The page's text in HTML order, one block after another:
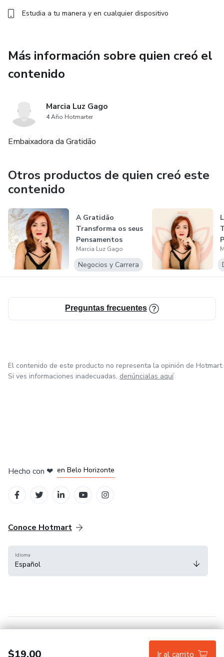
Estudia a tu manera y en cualquier dispositivo
Más información sobre quien creó el
contenido
Marcia Luz Gago
4 Año Hotmarter
Embaixadora da Gratidão
Otros productos de quien creó este
contenido
A Gratidão
Transforma os seus
Pensamentos
Marcia Luz Gago
Negocios y Carrera
Preguntas frecuentes
$19.00 Ir al carrito
El contenido de este producto no representa la opinión de Hotmart.
Si ves informaciones inadecuadas, denúncialas aquí
Hecho con ❤ en Belo Horizonte
Conoce Hotmart
Idioma
Español